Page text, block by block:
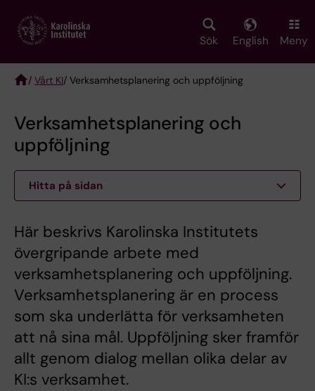
main
Sök English Meny
/ Vårt KI/ Verksamhetsplanering och uppföljning
Verksamhetsplanering och
uppföljning
Hitta på sidan
Här beskrivs Karolinska Institutets
övergripande arbete med
verksamhetsplanering och uppföljning.
Verksamhetsplanering är en process
som ska underlätta för verksamheten
att nå sina mål. Uppföljning sker framför
allt genom dialog mellan olika delar av
KI:s verksamhet.